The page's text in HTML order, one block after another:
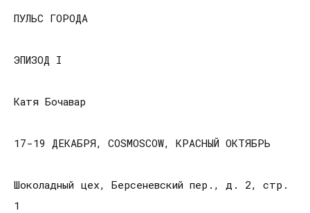
ПУЛЬС ГОРОДА
ЭПИЗОД I
Катя Бочавар
17-19 ДЕКАБРЯ, COSMOSCOW, КРАСНЫЙ ОКТЯБРЬ
Шоколадный цех, Берсеневский пер., д. 2, стр.
1